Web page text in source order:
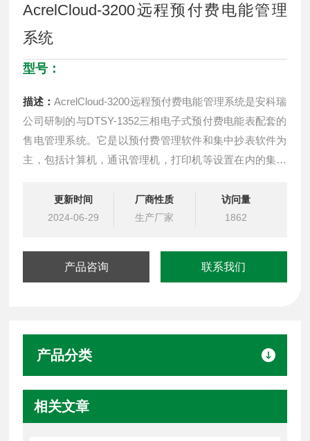
AcrelCloud-3200远程预付费电能管理
系统
型号：
描述：AcrelCloud-3200远程预付费电能管理系统是安科瑞
公司研制的与DTSY-1352三相电子式预付费电能表配套的
售电管理系统。它是以预付费管理软件和集中抄表软件为
主，包括计算机，通讯管理机，打印机等设置在内的集成
更新时间
2024-06-29
厂商性质
生产厂家
访问量
1862
产品咨询 联系我们
产品分类
相关文章